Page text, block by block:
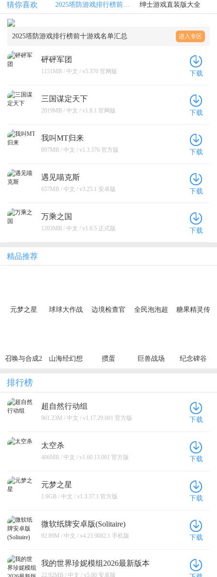
猜你喜欢 2025塔防游戏排行榜前十游戏名单汇总 绅士游戏直装版大全
2025塔防游戏排行榜前十游戏名单汇总 进入专区
砰砰军团
1151MB / 中文 / v5.370 官网版 下载
三国谋定天下
2019MB / 中文 / v1.8.1 官网版 下载
我叫MT归来
897MB / 中文 / v1.3.376 官方版 下载
遇见喵克斯
657MB / 中文 / v3.25.1 安卓版 下载
万乘之国
1203MB / 中文 / v1.0.5 正式版 下载
精品推荐
元梦之星 球球大作战 边境检查官
全民泡泡超
糖果精灵传
召唤与合成2
山海经幻想
掼蛋 巨兽战场 纪念碑谷
排行榜
超自然行动组
961.23M / 中文 / v1.17.29.001 官方版 下载
太空杀
406MB / 中文 / v1.60.13.001 官方版 下载
元梦之星
1.9GB / 中文 / v1.3.37.1 官方版 下载
微软纸牌安卓版(Solitaire)
92.89M / 中文 / v4.23.9082.1 手机版 下载
我的世界珍妮模组2026最新版本
22.92MB / 中文 / v5.80 安卓版